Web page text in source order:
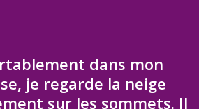
dans mon
je regarde la neige
sur les sommets. Il